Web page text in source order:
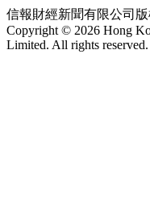
信報財經新聞有限公司版
Copyright © 2026 Hong
Limited. All rights reserved.